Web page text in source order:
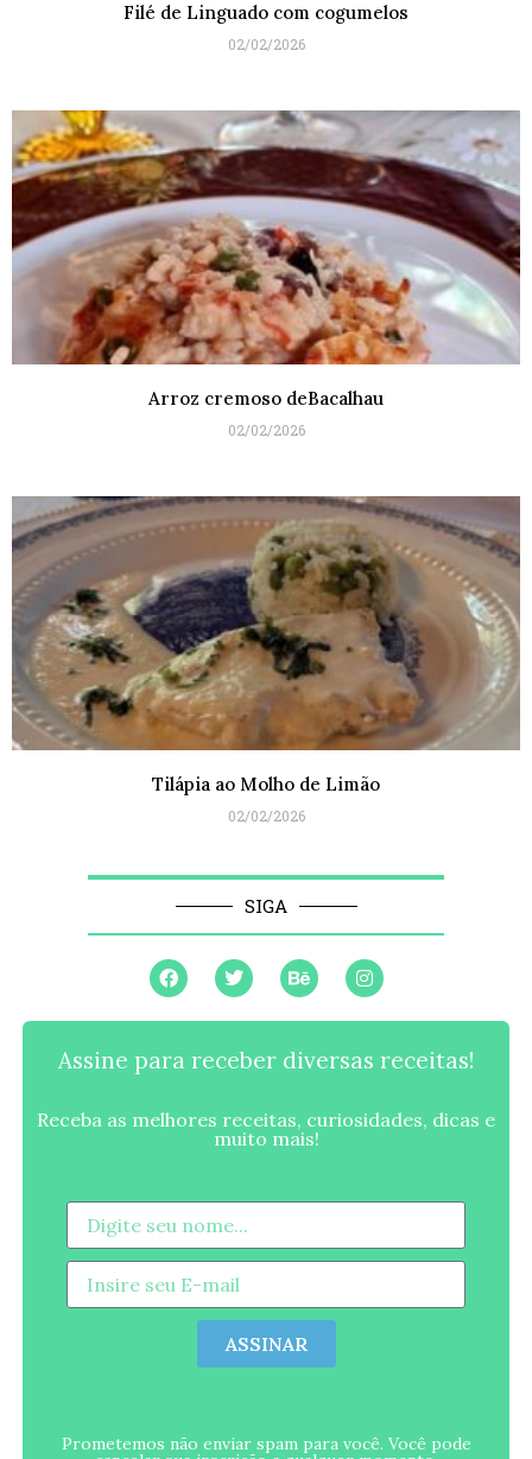
Filé de Linguado com cogumelos
02/02/2026
Arroz cremoso deBacalhau
02/02/2026
Tilápia ao Molho de Limão
02/02/2026
SIGA
Assine para receber diversas receitas!
Receba as melhores receitas, curiosidades, dicas e
muito mais!
ASSINAR
Prometemos não enviar spam para você. Você pode